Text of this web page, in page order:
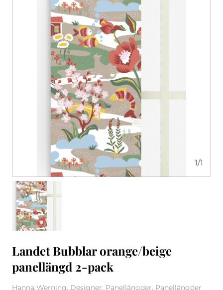
1/1
Landet Bubblar orange/beige
panellängd 2-pack
Hanna Werning, Designer, Panellängder, Panellängder